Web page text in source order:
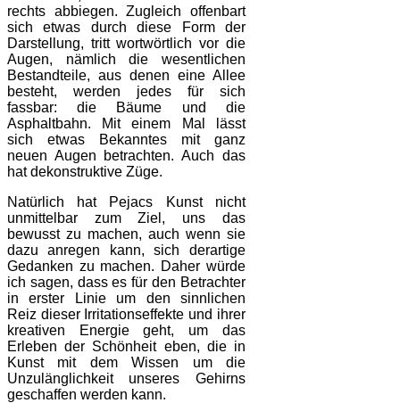
rechts abbiegen. Zugleich offenbart
sich etwas durch diese Form der
Darstellung, tritt wortwörtlich vor die
Augen, nämlich die wesentlichen
Bestandteile, aus denen eine Allee
besteht, werden jedes für sich
fassbar: die Bäume und die
Asphaltbahn. Mit einem Mal lässt
sich etwas Bekanntes mit ganz
neuen Augen betrachten. Auch das
hat dekonstruktive Züge.
Natürlich hat Pejacs Kunst nicht
unmittelbar zum Ziel, uns das
bewusst zu machen, auch wenn sie
dazu anregen kann, sich derartige
Gedanken zu machen. Daher würde
ich sagen, dass es für den Betrachter
in erster Linie um den sinnlichen
Reiz dieser Irritationseffekte und ihrer
kreativen Energie geht, um das
Erleben der Schönheit eben, die in
Kunst mit dem Wissen um die
Unzulänglichkeit unseres Gehirns
geschaffen werden kann.